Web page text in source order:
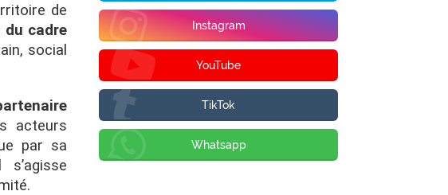
de
du cadre
social
acteurs
par sa
s’agisse
Instagram
YouTube
TikTok
Whatsapp